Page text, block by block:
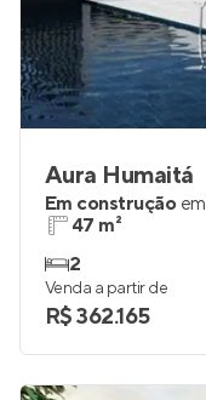
Aura Humaitá
Em construção em
47 m²
2
Venda a partir de
R$ 362.165